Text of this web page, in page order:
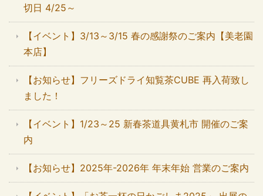
切日 4/25～
【イベント】3/13～3/15 春の感謝祭のご案内【美老園
本店】
【お知らせ】フリーズドライ知覧茶CUBE 再入荷致し
ました！
【イベント】1/23～25 新春茶道具黄札市 開催のご案
内
【お知らせ】2025年-2026年 年末年始 営業のご案内